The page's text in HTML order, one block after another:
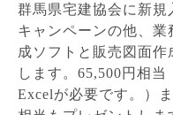
群馬県宅建協会に新
キャンペーンの他、
成ソフトと販売図面作
します。65,500円相当
Excelが必要です。）